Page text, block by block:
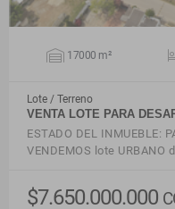
17000 m²
Lote / Terreno
VENTA LOTE PARA
ESTADO DEL INMUEBLE:
VENDEMOS lote URBANO
$7.650.000.000